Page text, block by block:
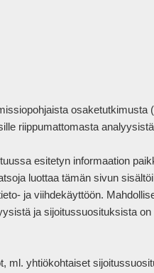
osaketutkimusta
riippumattomasta
esitetyn informaation
luottaa tämän sivun
ja viihdekäyttöön.
ja sijoitussuosituksista on
ml. yhtiökohtaiset